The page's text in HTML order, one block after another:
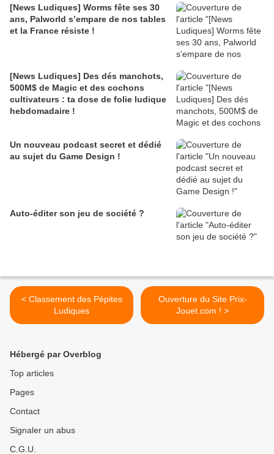
[News Ludiques] Worms fête ses 30
ans, Palworld s’empare de nos tables
et la France résiste !
[News Ludiques] Des dés manchots,
500M$ de Magic et des cochons
cultivateurs : ta dose de folie ludique
hebdomadaire !
Un nouveau podcast secret et dédié
au sujet du Game Design !
Auto-éditer son jeu de société ?
< Classement des Pépites
Ludiques
Ouverture du Site Prix-
Jouet.com ! >
Hébergé par Overblog
Top articles
Pages
Contact
Signaler un abus
C.G.U.